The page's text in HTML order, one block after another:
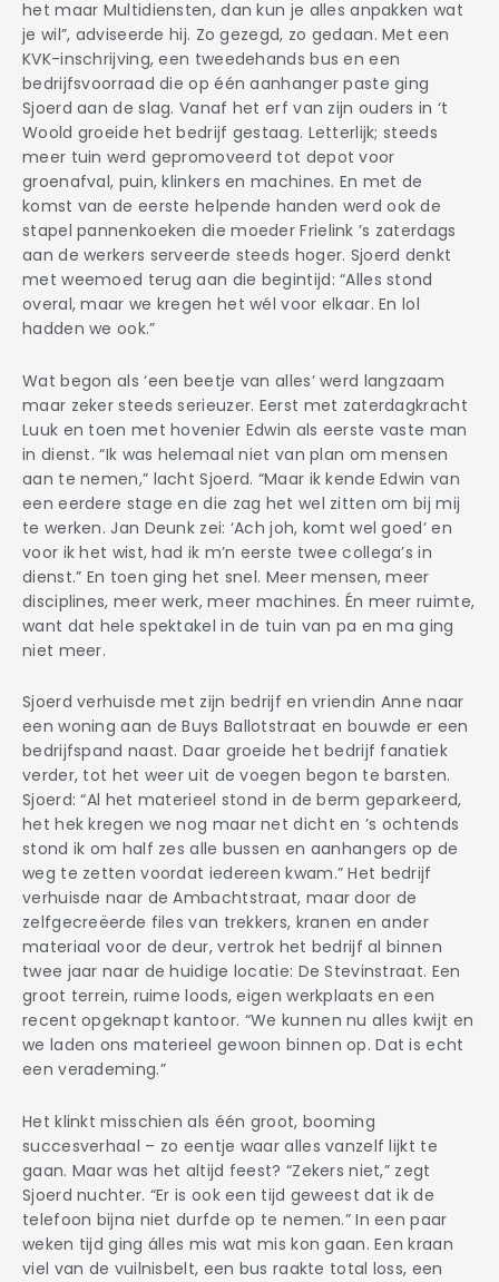
het maar Multidiensten, dan kun je alles anpakken wat
je wil”, adviseerde hij. Zo gezegd, zo gedaan. Met een
KVK-inschrijving, een tweedehands bus en een
bedrijfsvoorraad die op één aanhanger paste ging
Sjoerd aan de slag. Vanaf het erf van zijn ouders in ‘t
Woold groeide het bedrijf gestaag. Letterlijk; steeds
meer tuin werd gepromoveerd tot depot voor
groenafval, puin, klinkers en machines. En met de
komst van de eerste helpende handen werd ook de
stapel pannenkoeken die moeder Frielink ’s zaterdags
aan de werkers serveerde steeds hoger. Sjoerd denkt
met weemoed terug aan die begintijd: “Alles stond
overal, maar we kregen het wél voor elkaar. En lol
hadden we ook.”
Wat begon als ‘een beetje van alles’ werd langzaam
maar zeker steeds serieuzer. Eerst met zaterdagkracht
Luuk en toen met hovenier Edwin als eerste vaste man
in dienst. “Ik was helemaal niet van plan om mensen
aan te nemen,” lacht Sjoerd. “Maar ik kende Edwin van
een eerdere stage en die zag het wel zitten om bij mij
te werken. Jan Deunk zei: ‘Ach joh, komt wel goed’ en
voor ik het wist, had ik m’n eerste twee collega’s in
dienst.” En toen ging het snel. Meer mensen, meer
disciplines, meer werk, meer machines. Én meer ruimte,
want dat hele spektakel in de tuin van pa en ma ging
niet meer.
Sjoerd verhuisde met zijn bedrijf en vriendin Anne naar
een woning aan de Buys Ballotstraat en bouwde er een
bedrijfspand naast. Daar groeide het bedrijf fanatiek
verder, tot het weer uit de voegen begon te barsten.
Sjoerd: “Al het materieel stond in de berm geparkeerd,
het hek kregen we nog maar net dicht en ’s ochtends
stond ik om half zes alle bussen en aanhangers op de
weg te zetten voordat iedereen kwam.” Het bedrijf
verhuisde naar de Ambachtstraat, maar door de
zelfgecreëerde files van trekkers, kranen en ander
materiaal voor de deur, vertrok het bedrijf al binnen
twee jaar naar de huidige locatie: De Stevinstraat. Een
groot terrein, ruime loods, eigen werkplaats en een
recent opgeknapt kantoor. “We kunnen nu alles kwijt en
we laden ons materieel gewoon binnen op. Dat is echt
een verademing.”
Het klinkt misschien als één groot, booming
succesverhaal – zo eentje waar alles vanzelf lijkt te
gaan. Maar was het altijd feest? “Zekers niet,” zegt
Sjoerd nuchter. “Er is ook een tijd geweest dat ik de
telefoon bijna niet durfde op te nemen.” In een paar
weken tijd ging álles mis wat mis kon gaan. Een kraan
viel van de vuilnisbelt, een bus raakte total loss, een